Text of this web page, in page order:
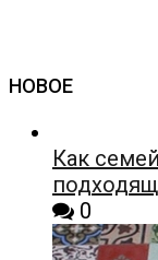
НОВОЕ
Как
0